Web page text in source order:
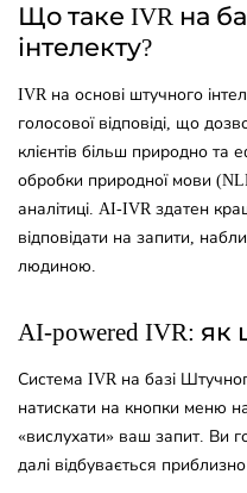
Що таке IVR на
інтелекту?
IVR на основі штучного
голосової відповіді, що
клієнтів більш природно та
обробки природної мови
аналітиці. AI-IVR здатен
відповідати на запити,
людиною.
AI-powered IVR:
Система IVR на базі
натискати на кнопки меню
«вислухати» ваш запит. Ви
далі відбувається